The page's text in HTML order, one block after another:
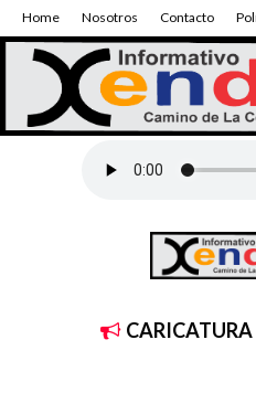
Home Nosotros Contacto
CARICATURA